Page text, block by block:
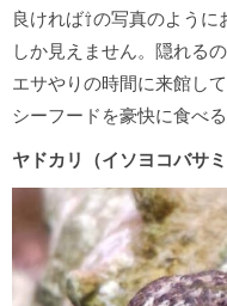
良ければ⇧の写真のよう
しか見えません。隠れる
エサやりの時間に来館し
シーフードを豪快に食べ
ヤドカリ（イソヨコバサミ